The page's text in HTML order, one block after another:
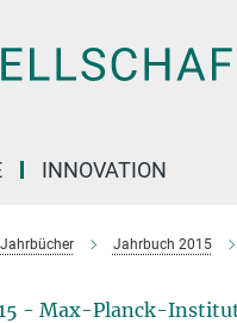
INNOVATION
Jahrbücher Jahrbuch 2015
- Max-Planck-